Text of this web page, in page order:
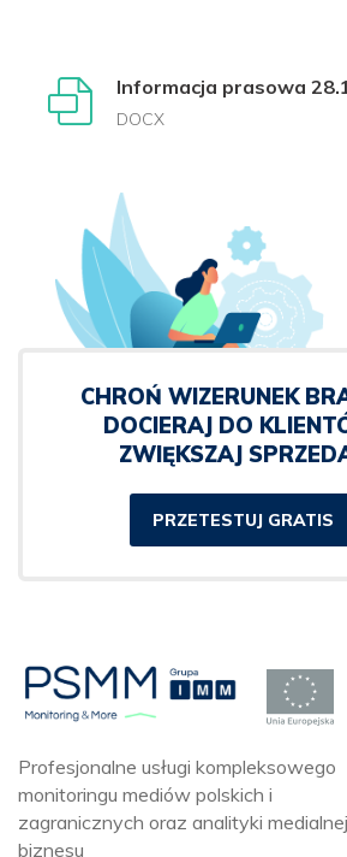
Informacja prasowa
DOCX
CHROŃ WIZERUNEK
DOCIERAJ DO
ZWIĘKSZAJ
PRZETESTUJ GRATIS
Profesjonalne usługi kompleksowego
monitoringu mediów polskich i
zagranicznych oraz analityki
biznesu